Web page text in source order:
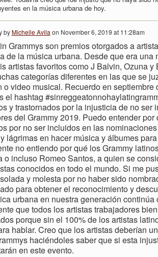
en la música urbana de hoy.
byMichelle Avila on November 6, 2019 at 11:28am
Grammys son premios otorgados a
de la música urbana. Desde que era
artistas favoritos como J Balvin, Ozuna
categorías diferentes en las que se
o video musical. Recuerdo en septiembre
el hashtag
y trastornados por la injusticia de no
del Grammy 2019. Puedo entender
por no ser incluidos en las
lágrimas en hacer música y álbumes
no entiendo por qué los Grammy
o incluso Romeo Santos, a quien se
conocidos en todo el mundo. Si me
y molesta por no haber sido
para obtener el reconocimiento y
urbana en nuestra generación
que todos los artistas trabajadores
porque sin el 100% de los artistas
hablar. Creo que los artistas deberían
haciéndoles saber que si esta
en este evento.